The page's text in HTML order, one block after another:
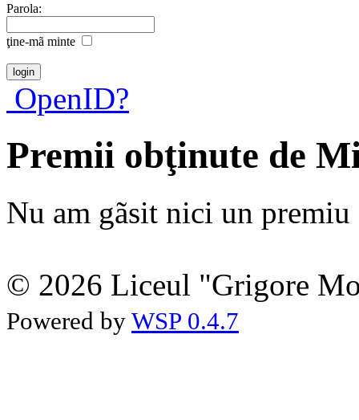
Parola:
ţine-mã minte
OpenID?
Premii obţinute de
Nu am gãsit nici un premiu
© 2026 Liceul "Grigore
Powered by WSP 0.4.7